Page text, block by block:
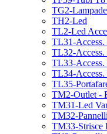
TG2-
TH2-Led
TL2-Led
TL31-Access.
TL32-Access.
TL33-Access.
TL34-Access.
TL35-
TM2-Outlet -
TM31-Led
TM32-
TM33-Strisce